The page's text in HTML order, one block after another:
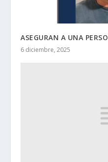
ASEGURAN A UNA
6 diciembre, 2025